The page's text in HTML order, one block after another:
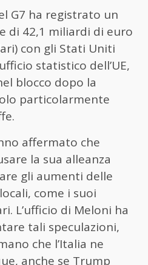
G7 ha registrato un
di 42,1 miliardi di euro
con gli Stati Uniti
statistico dell’UE,
blocco dopo la
particolarmente
affermato che
la sua alleanza
gli aumenti delle
come i suoi
L’ufficio di Meloni ha
tali speculazioni,
che l’Italia ne
anche se Trump